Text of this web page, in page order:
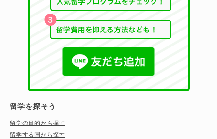
留学を探そう
留学の目的から探す
留学する国から探す